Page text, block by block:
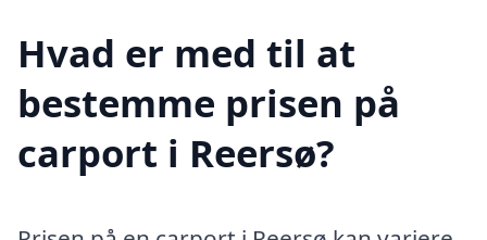
Hvad er med til at
bestemme prisen på
carport i Reersø?